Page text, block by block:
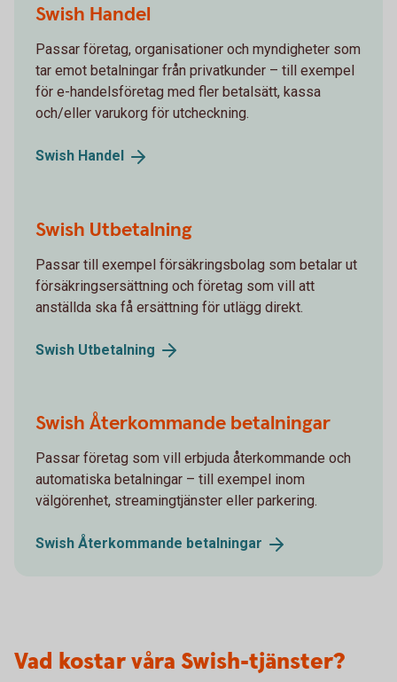
Swish Handel
Passar företag, organisationer och myndigheter som
tar emot betalningar från privatkunder – till exempel
för e-handelsföretag med fler betalsätt, kassa
och/eller varukorg för utcheckning.
Swish Handel
Swish Utbetalning
Passar till exempel försäkringsbolag som betalar ut
försäkringsersättning och företag som vill att
anställda ska få ersättning för utlägg direkt.
Swish Utbetalning
Swish Återkommande betalningar
Passar företag som vill erbjuda återkommande och
automatiska betalningar – till exempel inom
välgörenhet, streamingtjänster eller parkering.
Swish Återkommande betalningar
Vad kostar våra Swish-tjänster?